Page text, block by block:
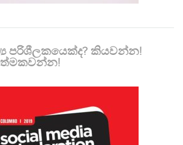
පරිශීලකයෙක්ද? කියවන්න!